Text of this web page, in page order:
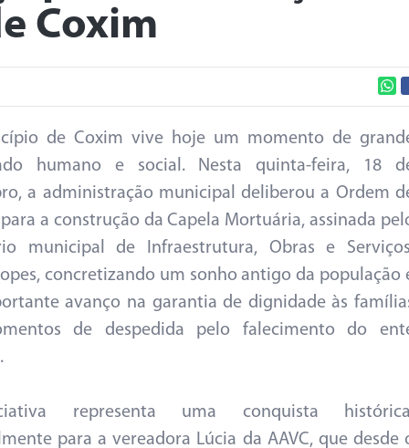
Coxim
de Coxim vive hoje um momento de
humano e social. Nesta quinta-feira, 18
a administração municipal deliberou a Ordem
a construção da Capela Mortuária, assinada
municipal de Infraestrutura, Obras e
concretizando um sonho antigo da população
avanço na garantia de dignidade às
de despedida pelo falecimento do
representa uma conquista
para a vereadora Lúcia da AAVC, que desde